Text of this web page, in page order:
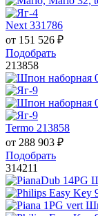
Next 331786
от 151 526 ₽
Подобрать
213858
Termo 213858
от 288 903 ₽
Подобрать
314211